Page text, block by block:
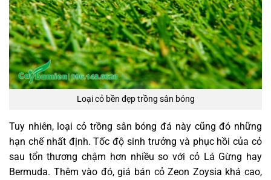
Loại cỏ bền đẹp trồng sân bóng
Tuy nhiên, loại cỏ trồng sân bóng đá này cũng đó những
hạn chế nhất định. Tốc độ sinh trưởng và phục hồi của cỏ
sau tổn thương chậm hơn nhiều so với cỏ Lá Gừng hay
Bermuda. Thêm vào đó, giá bán cỏ Zeon Zoysia khá cao,